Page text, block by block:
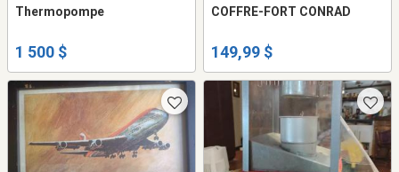
Thermopompe
1 500 $
COFFRE-FORT CONRAD
149,99 $